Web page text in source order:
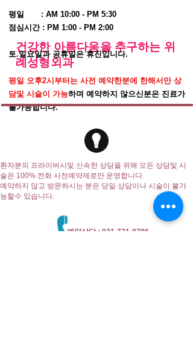
건강한 아름다움을 추구하는 위
례성형외과
평일 : AM 10:00 - PM 5:30
점심시간 : PM 1:00 - PM 2:00
토.일요일과 공휴일은 휴진입니다.
평일 오후2시부터는 사전 예약한분에 한해서만 상
담및 시술이 가능하며 예약하지 않으신분은 진료가
불가능합니다.
환자분의 프라이버시및 신속한 상담을 위해 모든 상담및 시
술은 100% 전화 사전예약제로만 운영합니다.
예약하지 않고 방문하시는 분은 당일 상담이나 시술이 불가
능할수 있습니다.
예약상담 : 031-721-0706